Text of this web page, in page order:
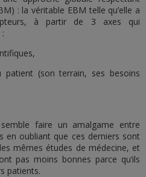
: la véritable EBM telle qu’elle a
à partir de 3 axes qui
(son terrain, ses besoins
faire un amalgame entre
en oubliant que ces derniers sont
mêmes études de médecine, et
pas moins bonnes parce qu’ils
patients.